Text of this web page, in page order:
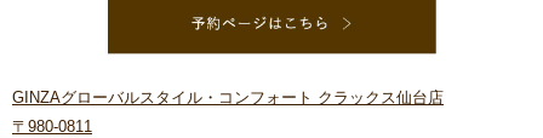
GINZAグローバルスタイル・コンフォート クラックス仙台店
〒980-0811